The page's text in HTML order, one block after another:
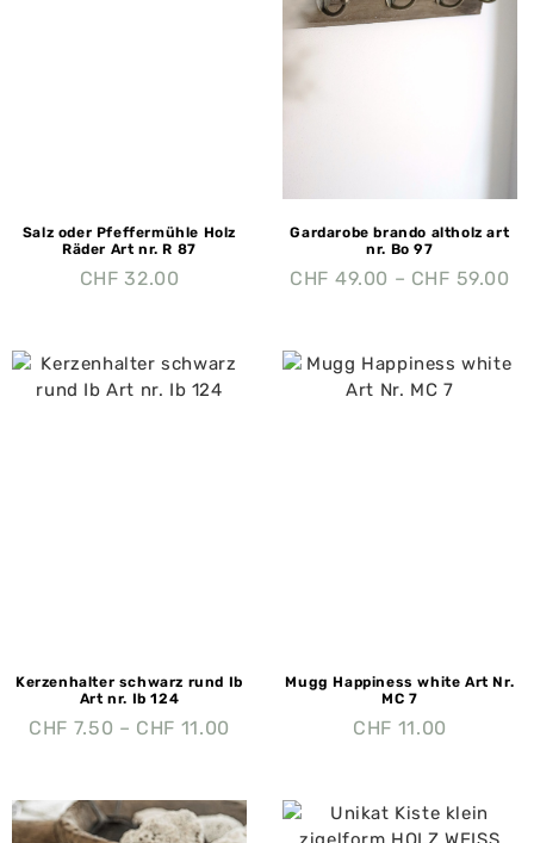
Salz oder Pfeffermühle Holz
Räder Art nr. R 87
CHF 32.00
Gardarobe brando altholz art
nr. Bo 97
CHF 49.00 – CHF 59.00
Kerzenhalter schwarz rund Ib
Art nr. Ib 124
CHF 7.50 – CHF 11.00
Mugg Happiness white Art Nr.
MC 7
CHF 11.00